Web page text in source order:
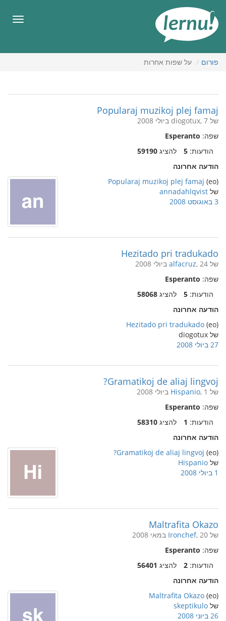
העניינים
פורום על שפות אחרות
Popularaj muzikoj plej famaj
של diogotux, 7 ביולי 2008
שפה: Esperanto
הודעות: 5 להציג 59190
הודעה אחרונה
(eo)
Popularaj muzikoj plej famaj
של annadahlqvist
3 באוגוסט 2008
Hezitado pri tradukado
של alfacruz, 24 ביולי 2008
שפה: Esperanto
הודעות: 5 להציג 58068
הודעה אחרונה
(eo)
Hezitado pri tradukado
של diogotux
27 ביולי 2008
Gramatikoj de aliaj lingvoj?
של Hispanio, 1 ביולי 2008
שפה: Esperanto
הודעות: 1 להציג 58310
הודעה אחרונה
(eo)
Gramatikoj de aliaj lingvoj?
של Hispanio
1 ביולי 2008
Maltrafita Okazo
של Ironchef, 20 במאי 2008
שפה: Esperanto
הודעות: 2 להציג 56401
הודעה אחרונה
(eo)
Maltrafita Okazo
של skeptikulo
26 ביוני 2008